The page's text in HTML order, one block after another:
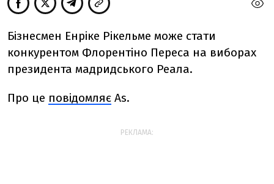
Бізнесмен Енріке Рікельме може стати
конкурентом Флорентіно Переса на виборах
президента мадридського Реала.
Про це повідомляє As.
РЕКЛАМА: